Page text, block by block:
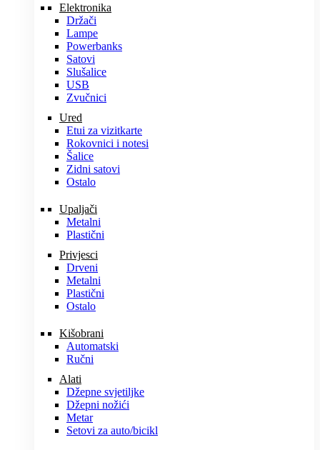
Elektronika
Držači
Lampe
Powerbanks
Satovi
Slušalice
USB
Zvučnici
Ured
Etui za vizitkarte
Rokovnici i notesi
Šalice
Zidni satovi
Ostalo
Upaljači
Metalni
Plastični
Privjesci
Drveni
Metalni
Plastični
Ostalo
Kišobrani
Automatski
Ručni
Alati
Džepne svjetiljke
Džepni nožići
Metar
Setovi za auto/bicikl